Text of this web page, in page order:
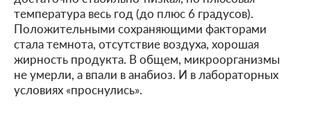
температура весь год (до плюс 6 градусов).
Положительными сохраняющими факторами
стала темнота, отсутствие воздуха, хорошая
жирность продукта. В общем, микроорганизмы
не умерли, а впали в анабиоз. И в лабораторных
условиях «проснулись».